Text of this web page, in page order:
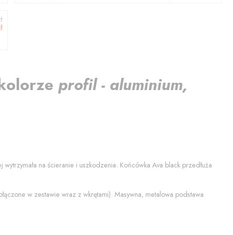
profil - aluminium,
na ścieranie i uszkodzenia. Końcówka Ava black przedłuża
w zestawie wraz z wkrętami). Masywna, metalowa podstawa